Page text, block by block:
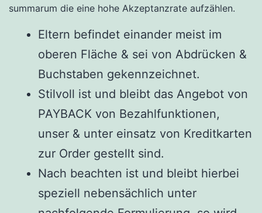
summarum die eine hohe Akzeptanzrate aufzählen.
Eltern befindet einander meist im
oberen Fläche & sei von Abdrücken &
Buchstaben gekennzeichnet.
Stilvoll ist und bleibt das Angebot von
PAYBACK von Bezahlfunktionen,
unser & unter einsatz von Kreditkarten
zur Order gestellt sind.
Nach beachten ist und bleibt hierbei
speziell nebensächlich unter